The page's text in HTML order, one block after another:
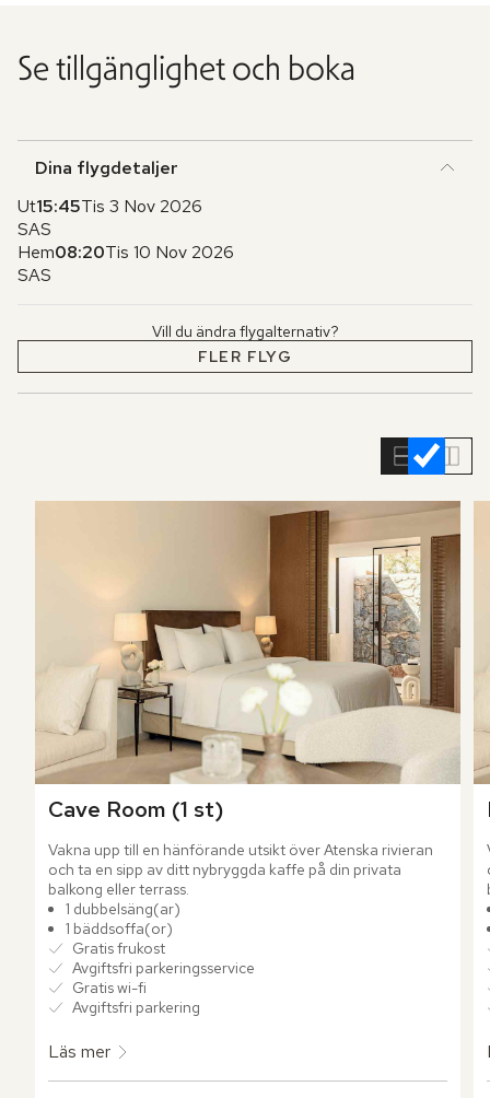
Se tillgänglighet och boka
Dina flygdetaljer
Ut15:45Tis 3 Nov 2026
SAS
Hem08:20Tis 10 Nov 2026
SAS
Vill du ändra flygalternativ?
FLER FLYG
Cave Room (1 st)
Vakna upp till en hänförande utsikt över Atenska rivieran
och ta en sipp av ditt nybryggda kaffe på din privata
balkong eller terrass.
1 dubbelsäng(ar)
1 bäddsoffa(or)
Gratis frukost
Avgiftsfri parkeringsservice
Gratis wi-fi
Avgiftsfri parkering
Läs mer